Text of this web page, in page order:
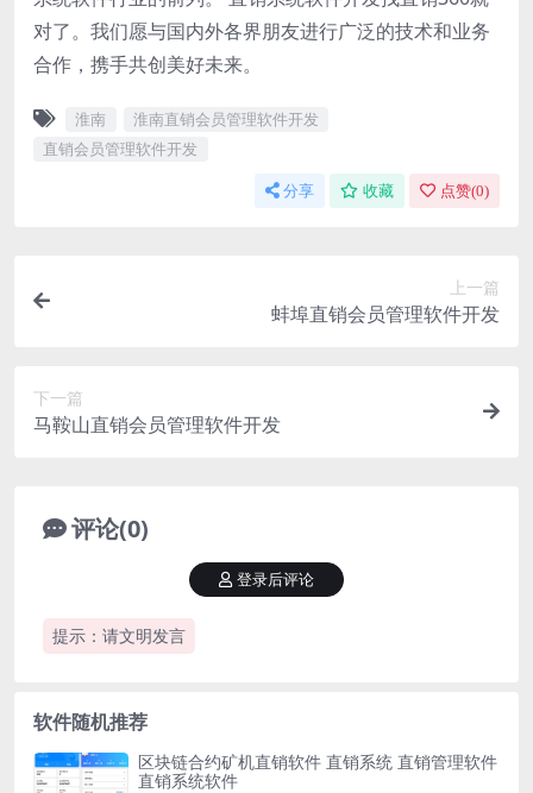
对了。我们愿与国内外各界朋友进行广泛的技术和业务
合作，携手共创美好未来。
淮南
淮南直销会员管理软件开发
直销会员管理软件开发
分享 收藏 点赞(0)
上一篇
蚌埠直销会员管理软件开发
下一篇
马鞍山直销会员管理软件开发
评论(0)
提示：请文明发言
登录后评论
软件随机推荐
区块链合约矿机直销软件 直销系统 直销管理软件
直销系统软件